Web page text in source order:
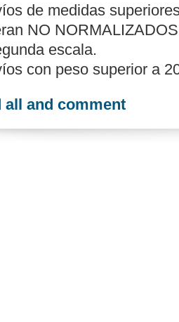
de medidas
NO
escala.
con peso superior a
all and comment